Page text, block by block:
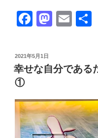
F
c
e
o
o
k
M
o
o
n
E
投
稿
日:
2021年5月1日
幸せな自分である
①